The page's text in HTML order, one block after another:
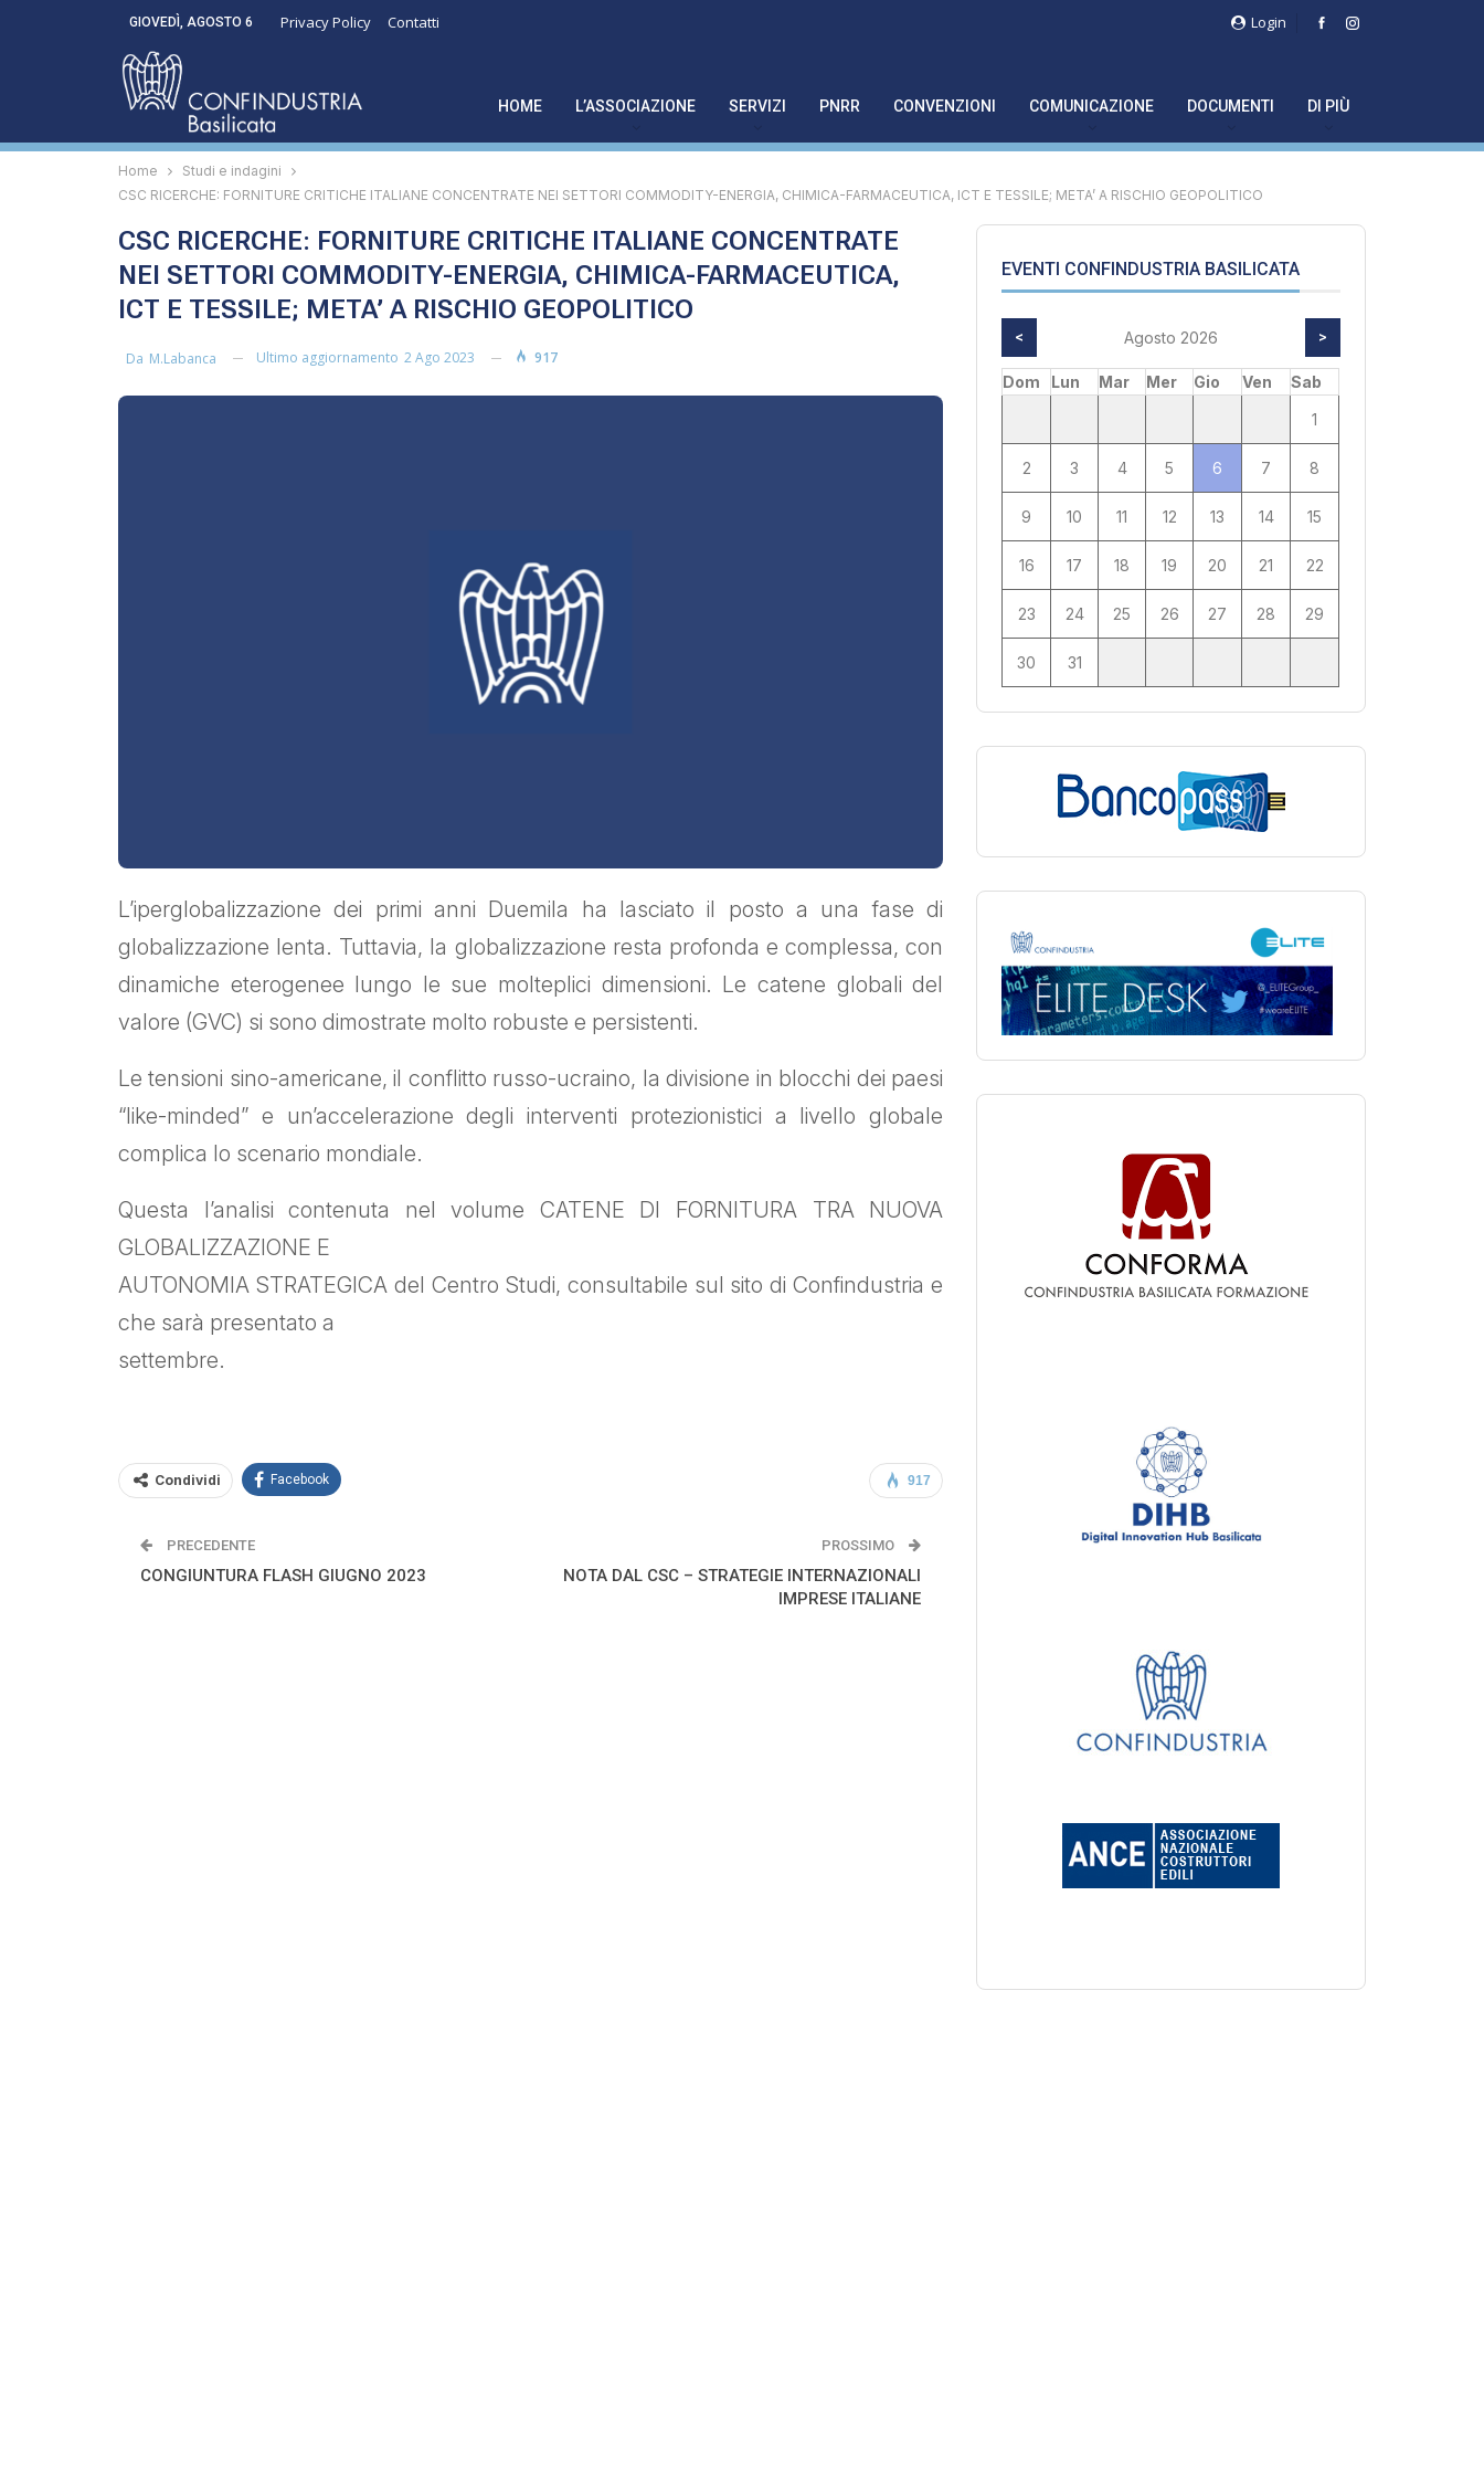
Login
GIOVEDÌ, AGOSTO 6 Privacy Policy Contatti
HOME L’ASSOCIAZIONE SERVIZI PNRR CONVENZIONI COMUNICAZIONE DOCUMENTI DI PIÙ
Home
Studi e indagini
CSC RICERCHE: FORNITURE CRITICHE ITALIANE CONCENTRATE NEI SETTORI COMMODITY-ENERGIA, CHIMICA-FARMACEUTICA, ICT E TESSILE; META’ A RISCHIO GEOPOLITICO
CSC RICERCHE: FORNITURE CRITICHE ITALIANE CONCENTRATE
NEI SETTORI COMMODITY-ENERGIA, CHIMICA-FARMACEUTICA,
ICT E TESSILE; META’ A RISCHIO GEOPOLITICO
Da M.labanca Ultimo aggiornamento 2 Ago 2023 917
L’iperglobalizzazione dei primi anni Duemila ha lasciato il posto a una fase di
globalizzazione lenta. Tuttavia, la globalizzazione resta profonda e complessa, con
dinamiche eterogenee lungo le sue molteplici dimensioni. Le catene globali del
valore (GVC) si sono dimostrate molto robuste e persistenti.
Le tensioni sino-americane, il conflitto russo-ucraino, la divisione in blocchi dei paesi
“like-minded” e un’accelerazione degli interventi protezionistici a livello globale
complica lo scenario mondiale.
Questa l’analisi contenuta nel volume CATENE DI FORNITURA TRA NUOVA
GLOBALIZZAZIONE E
AUTONOMIA STRATEGICA del Centro Studi, consultabile sul sito di Confindustria e
che sarà presentato a
settembre.
917
Condividi Facebook
PRECEDENTE
CONGIUNTURA FLASH GIUGNO 2023
PROSSIMO
NOTA DAL CSC – STRATEGIE INTERNAZIONALI
IMPRESE ITALIANE
EVENTI CONFINDUSTRIA BASILICATA
< Agosto 2026 >
Dom Lun Mar Mer Gio Ven
Sab
1
2 3 4 5 6 7 8
9 10 11 12 13 14 15
16 17 18 19 20 21 22
23 24 25 26 27 28 29
30 31